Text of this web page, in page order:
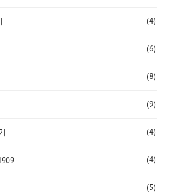
(4)
(6)
(8)
(9)
(4)
(4)
(5)